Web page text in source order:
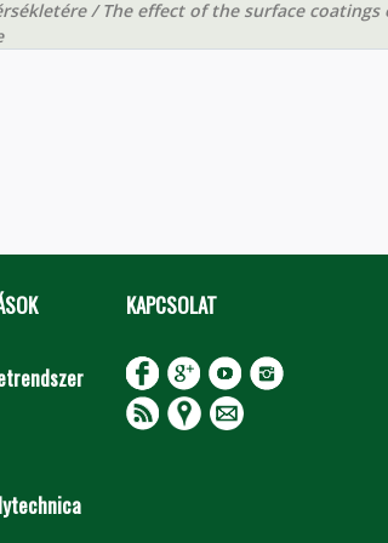
/ The effect of the surface coatings
KAPCSOLAT